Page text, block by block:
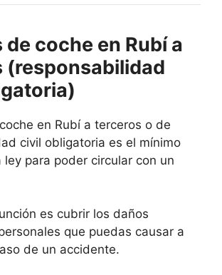
de coche en Rubí a
(responsabilidad
en Rubí a terceros o de
civil obligatoria es el mínimo
ley para poder circular con un
es cubrir los daños
que puedas causar a
de un accidente.